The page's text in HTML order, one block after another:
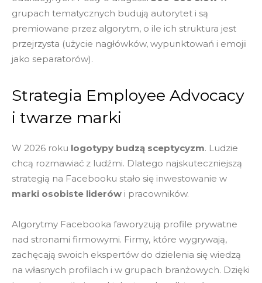
grupach tematycznych budują autorytet i są
premiowane przez algorytm, o ile ich struktura jest
przejrzysta (użycie nagłówków, wypunktowań i emojii
jako separatorów).
Strategia Employee Advocacy
i twarze marki
W 2026 roku logotypy budzą sceptycyzm. Ludzie
chcą rozmawiać z ludźmi. Dlatego najskuteczniejszą
strategią na Facebooku stało się inwestowanie w
marki osobiste liderów i pracowników.
Algorytmy Facebooka faworyzują profile prywatne
nad stronami firmowymi. Firmy, które wygrywają,
zachęcają swoich ekspertów do dzielenia się wiedzą
na własnych profilach i w grupach branżowych. Dzięki